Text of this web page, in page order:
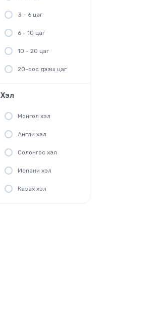
3 - 6 цаг
6 - 10 цаг
10 - 20 цаг
20-оос дээш цаг
Хэл
Монгол хэл
Англи хэл
Солонгос хэл
Испани хэл
Казах хэл